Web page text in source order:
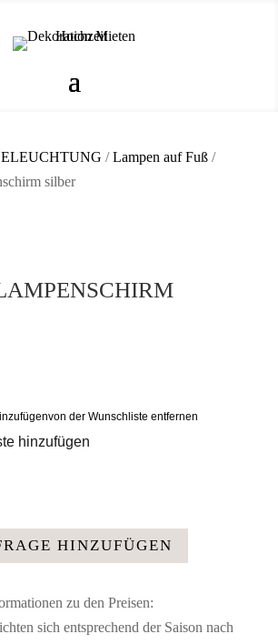
/Lampen auf Fuß/
silber
von der Wunschliste entfernen
hinzufügen
HINZUFÜGEN
zu den Preisen:
sich entsprechend der Saison nach